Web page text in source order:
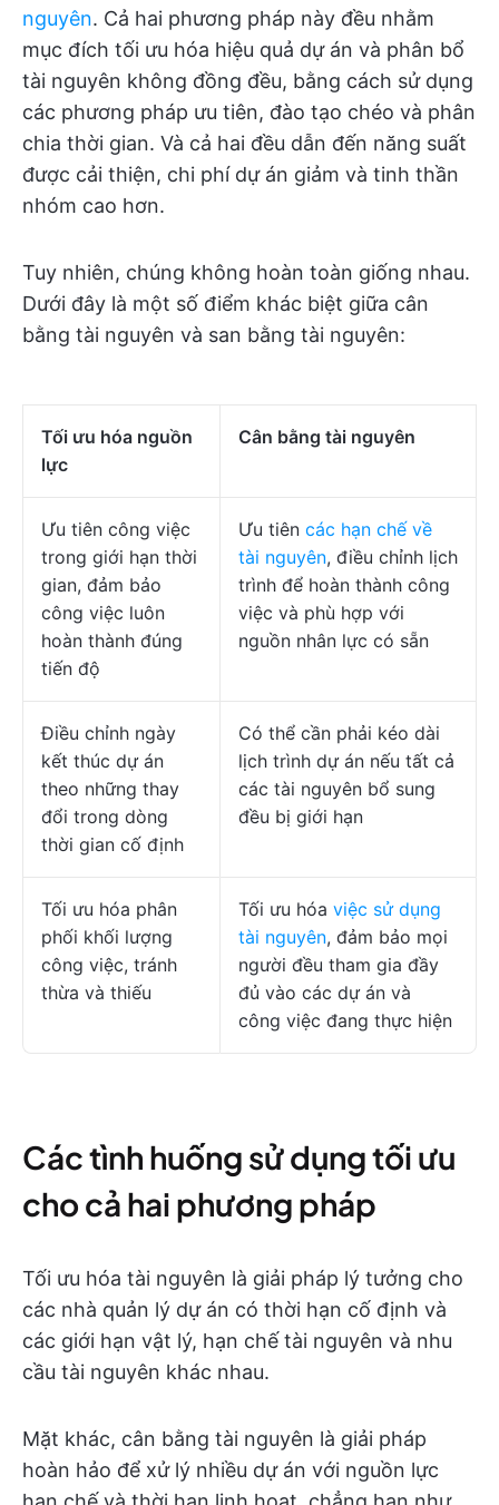
nguyên. Cả hai phương pháp này đều nhằm
mục đích tối ưu hóa hiệu quả dự án và phân bổ
tài nguyên không đồng đều, bằng cách sử dụng
các phương pháp ưu tiên, đào tạo chéo và phân
chia thời gian. Và cả hai đều dẫn đến năng suất
được cải thiện, chi phí dự án giảm và tinh thần
nhóm cao hơn.
Tuy nhiên, chúng không hoàn toàn giống nhau.
Dưới đây là một số điểm khác biệt giữa cân
bằng tài nguyên và san bằng tài nguyên:
Tối ưu hóa nguồn
lực
Cân bằng tài nguyên
Ưu tiên công việc
trong giới hạn thời
gian, đảm bảo
công việc luôn
hoàn thành đúng
tiến độ
Ưu tiên các hạn chế về
tài nguyên, điều chỉnh lịch
trình để hoàn thành công
việc và phù hợp với
nguồn nhân lực có sẵn
Điều chỉnh ngày
kết thúc dự án
theo những thay
đổi trong dòng
thời gian cố định
Có thể cần phải kéo dài
lịch trình dự án nếu tất cả
các tài nguyên bổ sung
đều bị giới hạn
Tối ưu hóa phân
phối khối lượng
công việc, tránh
thừa và thiếu
Tối ưu hóa việc sử dụng
tài nguyên, đảm bảo mọi
người đều tham gia đầy
đủ vào các dự án và
công việc đang thực hiện
Các tình huống sử dụng tối ưu
cho cả hai phương pháp
Tối ưu hóa tài nguyên là giải pháp lý tưởng cho
các nhà quản lý dự án có thời hạn cố định và
các giới hạn vật lý, hạn chế tài nguyên và nhu
cầu tài nguyên khác nhau.
Mặt khác, cân bằng tài nguyên là giải pháp
hoàn hảo để xử lý nhiều dự án với nguồn lực